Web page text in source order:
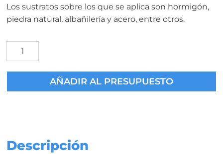
Los sustratos sobre los que se aplica son hormigón,
piedra natural, albañilería y acero, entre otros.
Sika
Anchorfix®-1
Taco
Curado
AÑADIR AL PRESUPUESTO
Descripción